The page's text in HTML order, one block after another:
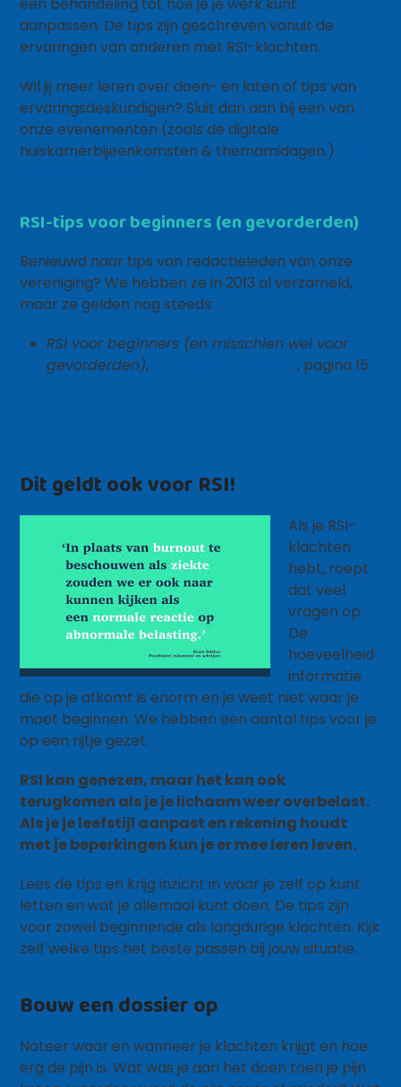
aanpassen. De tips zijn geschreven vanuit de
ervaringen van anderen met RSI-klachten.
Wil jij meer leren over doen- en laten of tips van
ervaringsdeskundigen? Sluit dan aan bij een van
onze evenementen (zoals de digitale
huiskamerbijeenkomsten & themamidagen.)
RSI-tips voor beginners (en gevorderden)
Benieuwd naar tips van redactieleden van onze
vereniging? We hebben ze in 2013 al verzameld,
maar ze gelden nog steeds:
RSI voor beginners (en misschien wel voor
gevorderden), RSI-Magazine 2013-2, pagina 15
Dit geldt ook voor RSI!
Als je RSI-
klachten
hebt, roept
dat veel
vragen op.
De
hoeveelheid
informatie
die op je afkomt is enorm en je weet niet waar je
moet beginnen. We hebben een aantal tips voor je
op een rijtje gezet.
RSI kan genezen, maar het kan ook
terugkomen als je je lichaam weer overbelast.
Als je je leefstijl aanpast en rekening houdt
met je beperkingen kun je er mee leren leven.
Lees de tips en krijg inzicht in waar je zelf op kunt
letten en wat je allemaal kunt doen. De tips zijn
voor zowel beginnende als langdurige klachten. Kijk
zelf welke tips het beste passen bij jouw situatie.
Bouw een dossier op
Noteer waar en wanneer je klachten krijgt en hoe
erg de pijn is. Wat was je aan het doen toen je pijn